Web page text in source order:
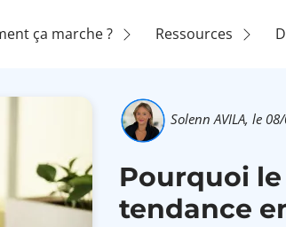
ça marche ? Ressources
Solenn AVILA, le
Pourquoi
tendance